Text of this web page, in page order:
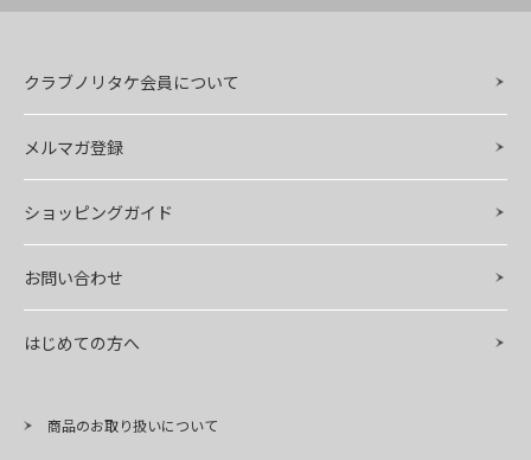
クラブノリタケ会員について
メルマガ登録
ショッピングガイド
お問い合わせ
はじめての方へ
商品のお取り扱いについて